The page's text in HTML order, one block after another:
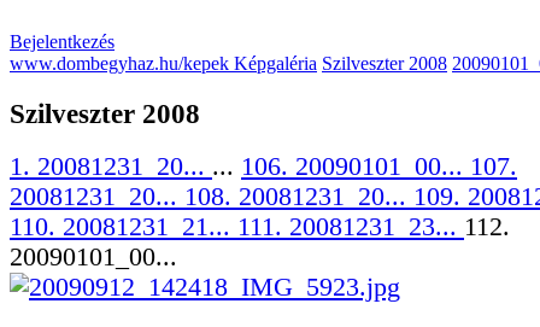
Bejelentkezés
www.dombegyhaz.hu/kepek Képgaléria Szilveszter 2008
Szilveszter 2008
1. 20081231_20... ... 106. 20090101_00... 107.
20081231_20... 108. 20081231_20... 109.
110. 20081231_21... 111. 20081231_23... 112.
20090101_00...